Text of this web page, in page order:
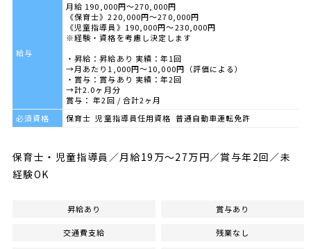
給与
月給 190,000円～270,000円
《保育士》220,000円～270,000円
《児童指導員》190,000円～230,000円
※経験・資格を考慮し決定します
・昇給：昇給あり 実績：年1回
→月あたり1,000円～10,000円（評価による）
・賞与：賞与あり 実績：年2回
→計2.0ヶ月分
賞与： 年2回 / 合計2ヶ月
必須資格
保育士 児童指導員任用資格 普通自動車運転免許
保育士・児童指導員／月給19万～27万円／賞与年2回／未
経験OK
昇給あり 賞与あり
交通費支給 残業なし